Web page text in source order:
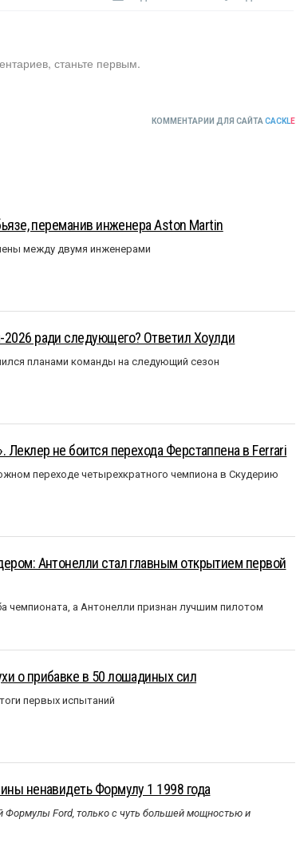
станьте первым.
КОММЕНТАРИИ ДЛЯ САЙТА CACKLE
переманив инженера Aston Martin
между двумя инженерами
ради следующего? Ответил Хоулди
планами команды на следующий сезон
Леклер не боится перехода Ферстаппена в Ferrari
переходе четырехкратного чемпиона в Скудерию
Антонелли стал главным открытием первой
чемпионата, а Антонелли признан лучшим пилотом
о прибавке в 50 лошадиных сил
первых испытаний
ненавидеть Формулу 1 1998 года
Формулы Ford, только с чуть большей мощностью и